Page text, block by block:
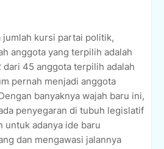
jumlah kursi partai politik,
anggota yang terpilih adalah
dari 45 anggota terpilih adalah
pernah menjadi anggota
banyaknya wajah baru ini,
penyegaran di tubuh legislatif
untuk adanya ide baru
dan mengawasi jalannya